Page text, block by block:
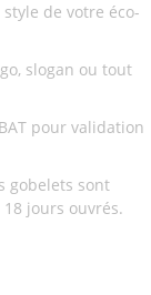
de votre éco-
slogan ou tout
pour validation
gobelets sont
jours ouvrés.